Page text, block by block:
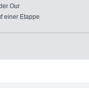
Our
einer Etappe